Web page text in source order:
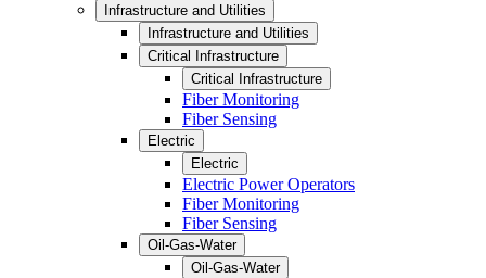
Infrastructure and Utilities
Infrastructure and Utilities
Critical Infrastructure
Critical Infrastructure
Fiber Monitoring
Fiber Sensing
Electric
Electric
Electric Power Operators
Fiber Monitoring
Fiber Sensing
Oil-Gas-Water
Oil-Gas-Water